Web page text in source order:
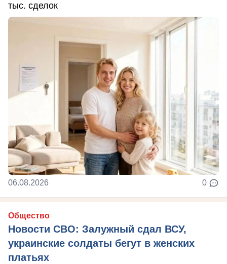
тыс. сделок
06.08.2026 0
Общество
Новости СВО: Залужный сдал ВСУ,
украинские солдаты бегут в женских
платьях